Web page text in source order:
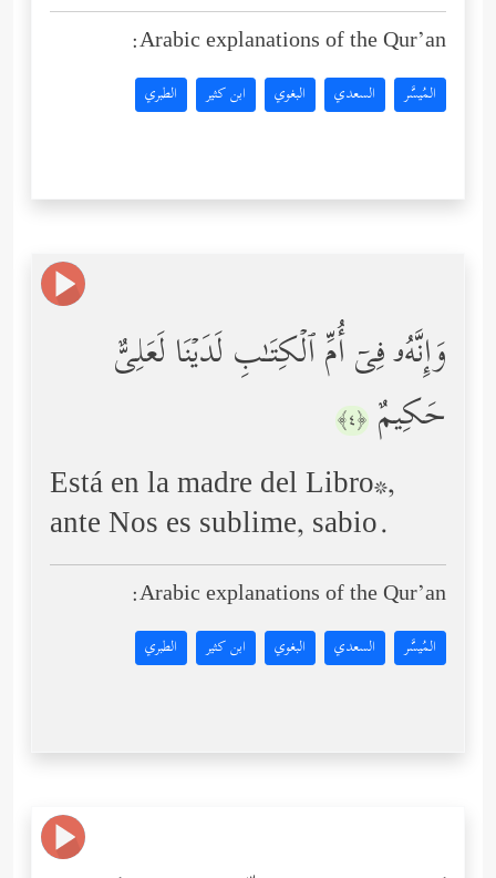
Arabic explanations of the Qur’an:
المُيسَّر السعدي البغوي ابن كثير الطبري
وَإِنَّهُۥ فِیۤ أُمِّ ٱلۡكِتَـٰبِ لَدَیۡنَا لَعَلِیٌّ
حَكِیمٌ ﴿٤﴾
Está en la madre del Libro*,
ante Nos es sublime, sabio.
Arabic explanations of the Qur’an:
المُيسَّر السعدي البغوي ابن كثير الطبري